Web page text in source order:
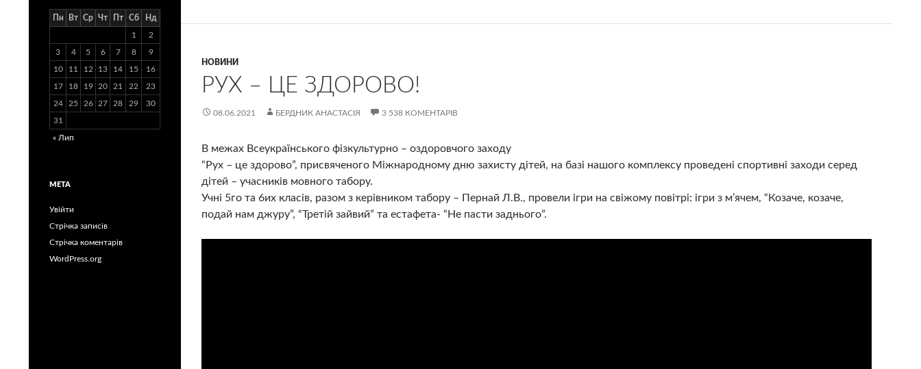
НОВИНИ
РУХ – ЦЕ ЗДОРОВО!
08.06.2021 БЕРДНИК АНАСТАСІЯ 3 538 КОМЕНТАРІВ
В межах Всеукраїнського фізкультурно – оздоровчого заходу
“Рух – це здорово”, присвяченого Міжнародному дню захисту дітей, на базі нашого комплексу проведені спортивні заходи серед
дітей – учасників мовного табору.
Учні 5го та 6их класів, разом з керівником табору – Пернай Л.В., провели ігри на свіжому повітрі: ігри з м’ячем, “Козаче, козаче,
подай нам джуру”, “Третій зайвий” та естафета- “Не пасти заднього”.
Пн Вт Ср Чт Пт Сб Нд
1 2
3 4 5 6 7 8 9
10 11 12 13 14 15 16
17 18 19 20 21 22 23
24 25 26 27 28 29 30
31
« Лип
МЕТА
Увійти
Стрічка записів
Стрічка коментарів
WordPress.org